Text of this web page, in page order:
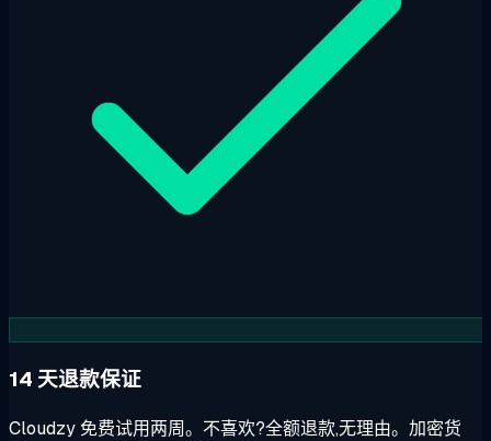
14 天退款保证
Cloudzy 免费试用两周。不喜欢?全额退款,无理由。加密货